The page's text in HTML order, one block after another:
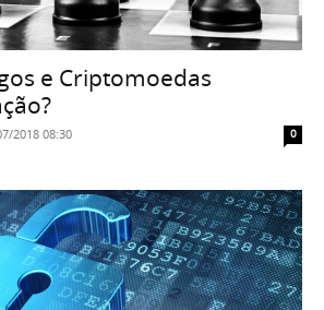
e Criptomoedas
2018 08:30 0